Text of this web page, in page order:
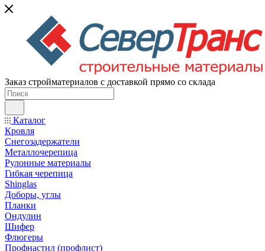
Заказ стройматериалов с доставкой прямо со склада
Каталог
Кровля
Снегозадержатели
Металлочерепица
Рулонные материалы
Гибкая черепица
Shinglas
Доборы, углы
Планки
Ондулин
Шифер
Флюгеры
Профнастил (профлист)